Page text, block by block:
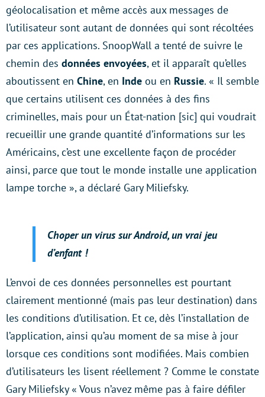
géolocalisation et même accès aux messages de
l’utilisateur sont autant de données qui sont récoltées
par ces applications. SnoopWall a tenté de suivre le
chemin des données envoyées, et il apparaît qu’elles
aboutissent en Chine, en Inde ou en Russie. « Il semble
que certains utilisent ces données à des fins
criminelles, mais pour un État-nation [sic] qui voudrait
recueillir une grande quantité d’informations sur les
Américains, c’est une excellente façon de procéder
ainsi, parce que tout le monde installe une application
lampe torche », a déclaré Gary Miliefsky.
Choper un virus sur Android, un vrai jeu
d’enfant !
L’envoi de ces données personnelles est pourtant
clairement mentionné (mais pas leur destination) dans
les conditions d’utilisation. Et ce, dès l’installation de
l’application, ainsi qu’au moment de sa mise à jour
lorsque ces conditions sont modifiées. Mais combien
d’utilisateurs les lisent réellement ? Comme le constate
Gary Miliefsky « Vous n’avez même pas à faire défiler